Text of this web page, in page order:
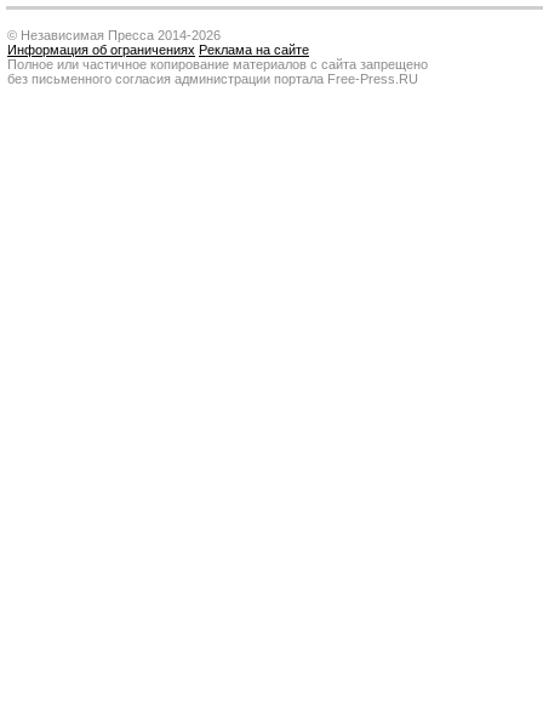
© Независимая Пресса 2014-2026
Информация об ограничениях Реклама на сайте
Полное или частичное копирование материалов с сайта запрещено
без письменного согласия администрации портала Free-Press.RU